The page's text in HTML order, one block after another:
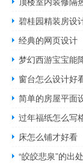
碧桂园精装房设
经典的网页设计
梦幻西游宝宝能
窗台怎么设计好
简单的房屋平面
过年福纸怎么写
床怎么铺才好看
“皎皎悲泉”的出